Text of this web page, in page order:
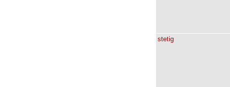
stetig